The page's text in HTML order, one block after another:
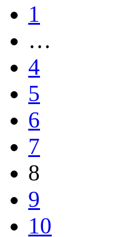
1
…
4
5
6
7
8
9
10